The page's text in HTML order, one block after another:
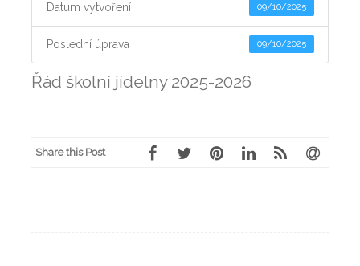
Datum vytvoření 09/10/2025
Poslední úprava 09/10/2025
Řád školní jídelny 2025-2026
Share this Post